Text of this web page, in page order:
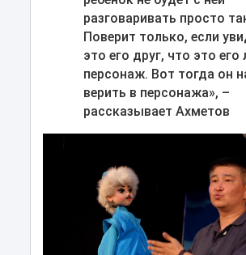
разговаривать просто
Поверит только, если
это его друг, что это
персонаж. Вот тогда он
верить в персонажа», –
рассказывает Ахметов